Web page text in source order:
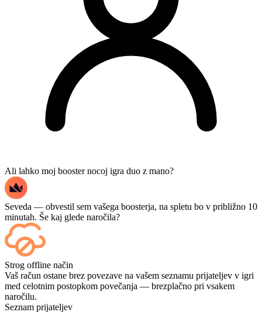
Ali lahko moj booster nocoj igra duo z mano?
Seveda — obvestil sem vašega boosterja, na spletu bo v približno 10
minutah. Še kaj glede naročila?
Seveda — vsaka tekma se prikaže na vaši nadzorni plošči takoj, ko
se konča, če pa si želite igre ogledati v živo, ob zaključku nakupa
dodajte možnost pretakanja (Streaming).
Strog offline način
Vaš račun ostane brez povezave na vašem seznamu prijateljev v igri
med celotnim postopkom povečanja — brezplačno pri vsakem
naročilu.
Seznam prijateljev